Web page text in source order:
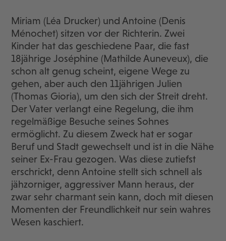
Miriam (Léa Drucker) und Antoine (Denis
Ménochet) sitzen vor der Richterin. Zwei
Kinder hat das geschiedene Paar, die fast
18jährige Joséphine (Mathilde Auneveux), die
schon alt genug scheint, eigene Wege zu
gehen, aber auch den 11jährigen Julien
(Thomas Gioria), um den sich der Streit dreht.
Der Vater verlangt eine Regelung, die ihm
regelmäßige Besuche seines Sohnes
ermöglicht. Zu diesem Zweck hat er sogar
Beruf und Stadt gewechselt und ist in die Nähe
seiner Ex-Frau gezogen. Was diese zutiefst
erschrickt, denn Antoine stellt sich schnell als
jähzorniger, aggressiver Mann heraus, der
zwar sehr charmant sein kann, doch mit diesen
Momenten der Freundlichkeit nur sein wahres
Wesen kaschiert.